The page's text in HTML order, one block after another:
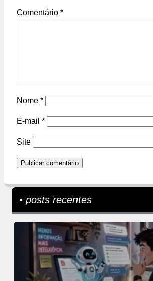
Comentário *
Nome *
E-mail *
Site
• posts recentes